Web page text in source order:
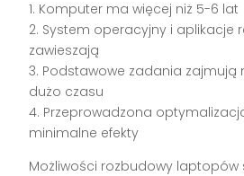
1. Komputer ma więcej niż 5-6 lat
2. System operacyjny i aplikacje
zawieszają
3. Podstawowe zadania zajmują
dużo czasu
4. Przeprowadzona
minimalne efekty
Możliwości rozbudowy laptopów